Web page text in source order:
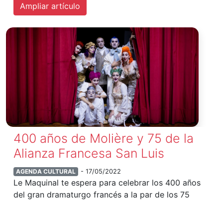
Ampliar artículo
400 años de Molière y 75 de la
Alianza Francesa San Luis
AGENDA CULTURAL - 17/05/2022
Le Maquinal te espera para celebrar los 400 años
del gran dramaturgo francés a la par de los 75